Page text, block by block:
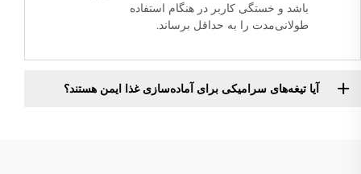
باشد و خستگی کاربر در هنگام استفاده
طولانی‌مدت را به حداقل برساند.
آیا تیغه‌های سرامیکی برای آماده‌سازی غذا ایمن هستند؟